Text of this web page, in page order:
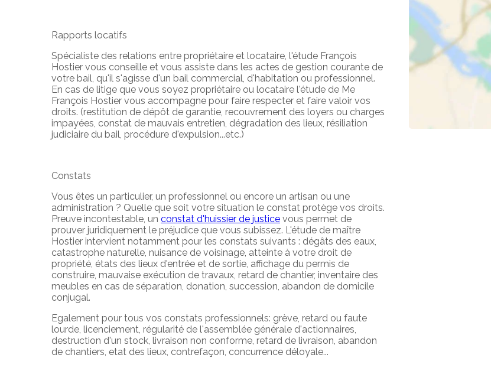
Rapports locatifs
Spécialiste des relations entre propriétaire et locataire, l'étude François
Hostier vous conseille et vous assiste dans les actes de gestion courante de
votre bail, qu'il s'agisse d'un bail commercial, d'habitation ou professionnel.
En cas de litige que vous soyez propriétaire ou locataire l'étude de Me
François Hostier vous accompagne pour faire respecter et faire valoir vos
droits. (restitution de dépôt de garantie, recouvrement des loyers ou charges
impayées, constat de mauvais entretien, dégradation des lieux, résiliation
judiciaire du bail, procédure d'expulsion...etc.)
Constats
Vous êtes un particulier, un professionnel ou encore un artisan ou une
administration ? Quelle que soit votre situation le constat protège vos droits.
Preuve incontestable, un constat d'huissier de justice vous permet de
prouver juridiquement le préjudice que vous subissez. L'étude de maître
Hostier intervient notamment pour les constats suivants : dégâts des eaux,
catastrophe naturelle, nuisance de voisinage, atteinte à votre droit de
propriété, états des lieux d'entrée et de sortie, affichage du permis de
construire, mauvaise exécution de travaux, retard de chantier, inventaire des
meubles en cas de séparation, donation, succession, abandon de domicile
conjugal.
Egalement pour tous vos constats professionnels: grève, retard ou faute
lourde, licenciement, régularité de l'assemblée générale d'actionnaires,
destruction d'un stock, livraison non conforme, retard de livraison, abandon
de chantiers, etat des lieux, contrefaçon, concurrence déloyale...